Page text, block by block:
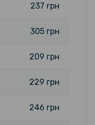
237 грн
305 грн
209 грн
229 грн
246 грн